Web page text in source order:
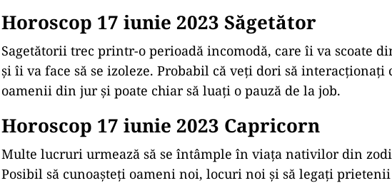
Horoscop 17 iunie 2023 Săgetător
Sagetătorii trec printr-o perioadă incomodă, care îi va scoate
și îi va face să se izoleze. Probabil că veți dori să interacționați
oamenii din jur și poate chiar să luați o pauză de la job.
Horoscop 17 iunie 2023 Capricorn
Multe lucruri urmează să se întâmple în viața nativilor din
Posibil să cunoașteți oameni noi, locuri noi și să legați